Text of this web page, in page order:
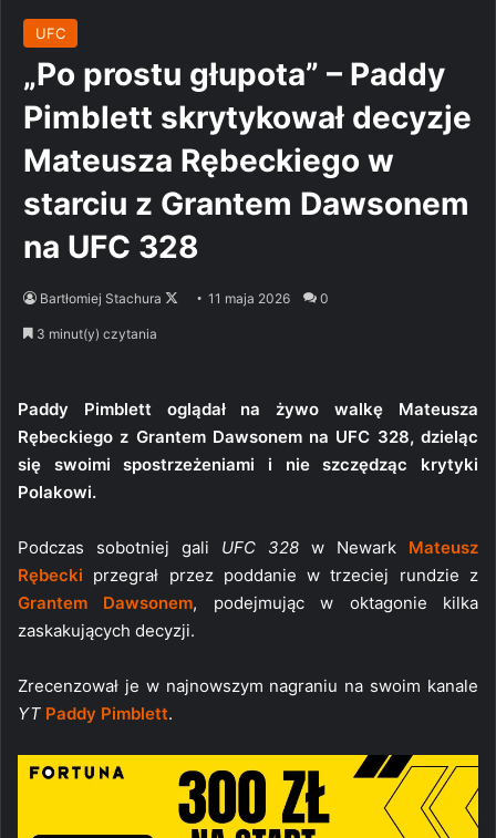
UFC
„Po prostu głupota” – Paddy
Pimblett skrytykował decyzje
Mateusza Rębeckiego w
starciu z Grantem Dawsonem
na UFC 328
Bartłomiej Stachura
Follow11 maja 2026 0
3 minut(y) czytania
Paddy Pimblett oglądał na żywo walkę Mateusza
Rębeckiego z Grantem Dawsonem na UFC 328, dzieląc
się swoimi spostrzeżeniami i nie szczędząc krytyki
Polakowi.
Podczas sobotniej gali UFC 328 w Newark Mateusz
Rębecki przegrał przez poddanie w trzeciej rundzie z
Grantem Dawsonem, podejmując w oktagonie kilka
zaskakujących decyzji.
Zrecenzował je w najnowszym nagraniu na swoim kanale
YT Paddy Pimblett.